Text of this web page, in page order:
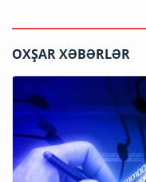
OXŞAR XƏBƏRLƏR